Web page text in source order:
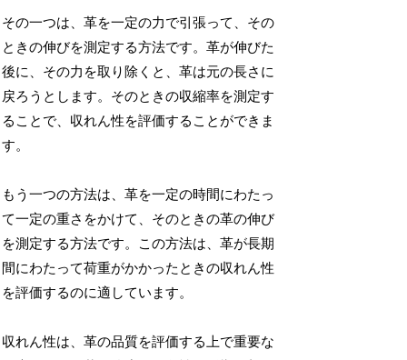
その一つは、革を一定の力で引張って、その
ときの伸びを測定する方法です。革が伸びた
後に、その力を取り除くと、革は元の長さに
戻ろうとします。そのときの収縮率を測定す
ることで、収れん性を評価することができま
す。
もう一つの方法は、革を一定の時間にわたっ
て一定の重さをかけて、そのときの革の伸び
を測定する方法です。この方法は、革が長期
間にわたって荷重がかかったときの収れん性
を評価するのに適しています。
収れん性は、革の品質を評価する上で重要な